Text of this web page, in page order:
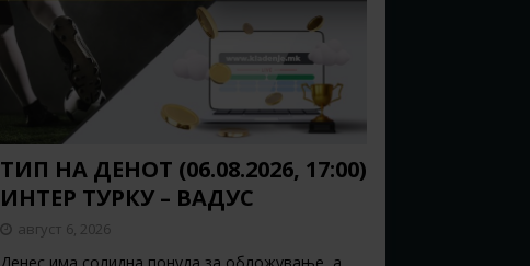
ТИП НА ДЕНОТ (06.08.2026, 17:00)
ИНТЕР ТУРКУ – ВАДУС
август 6, 2026
Денес има солидна понуда за обложување, а